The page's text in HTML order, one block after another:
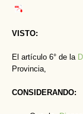
VISTO:
El artículo 6° de la
Provincia,
CONSIDERANDO: